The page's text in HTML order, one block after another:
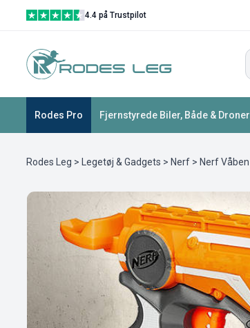
4.4 på Trustpilot
Rodes Pro Fjernstyrede Biler, Både & Droner
Rodes Leg > Legetøj & Gadgets > Nerf > Nerf Våben